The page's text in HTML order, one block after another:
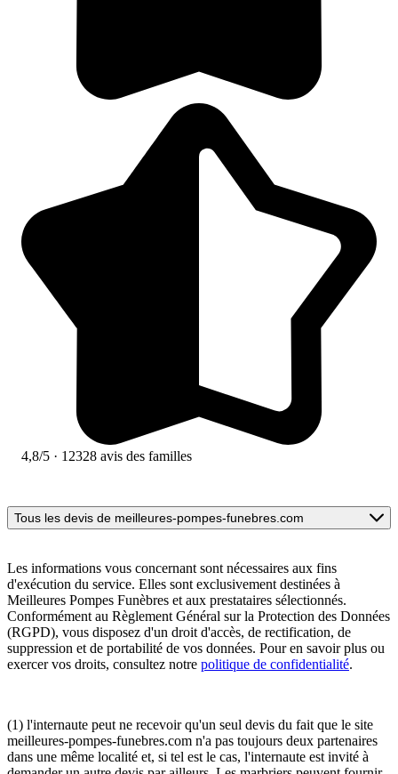
4,8/5 · 12328 avis des familles
Tous les devis de meilleures-pompes-funebres.com
Les informations vous concernant sont nécessaires aux fins
d'exécution du service. Elles sont exclusivement destinées à
Meilleures Pompes Funèbres et aux prestataires sélectionnés.
Conformément au Règlement Général sur la Protection des Données
(RGPD), vous disposez d'un droit d'accès, de rectification, de
suppression et de portabilité de vos données. Pour en savoir plus ou
exercer vos droits, consultez notre politique de confidentialité.
(1) l'internaute peut ne recevoir qu'un seul devis du fait que le site
meilleures-pompes-funebres.com n'a pas toujours deux partenaires
dans une même localité et, si tel est le cas, l'internaute est invité à